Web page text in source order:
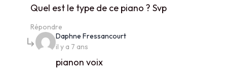
Quel est le type de ce piano ? Svp
Répondre
Daphne Fressancourtsays:
il y a 7 ans
pianon voix